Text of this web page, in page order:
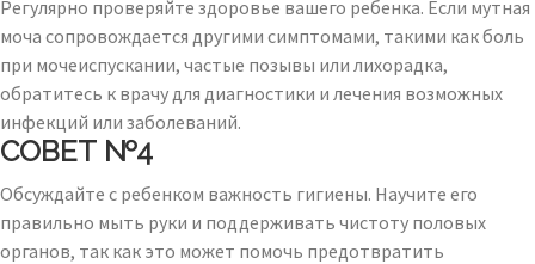
Регулярно проверяйте здоровье вашего ребенка. Если мутная
моча сопровождается другими симптомами, такими как боль
при мочеиспускании, частые позывы или лихорадка,
обратитесь к врачу для диагностики и лечения возможных
инфекций или заболеваний.
СОВЕТ №4
Обсуждайте с ребенком важность гигиены. Научите его
правильно мыть руки и поддерживать чистоту половых
органов, так как это может помочь предотвратить